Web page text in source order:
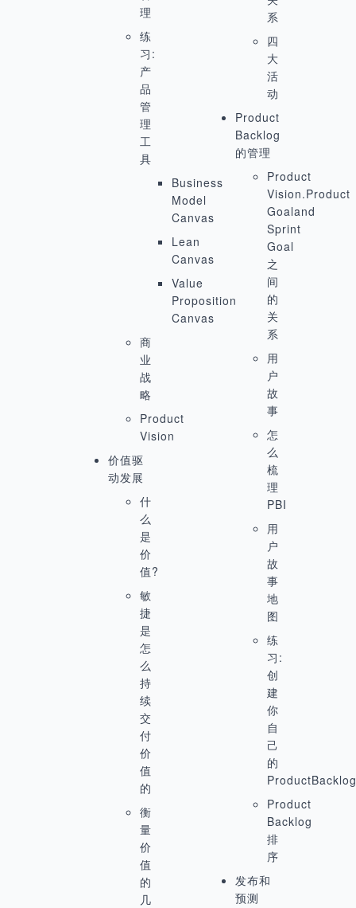
理
练
习:
产
品
管
理
工
具
Business
Model
Canvas
Lean
Canvas
Value
Proposition
Canvas
商
业
战
略
Product
Vision
价值驱
动发展
什
么
是
价
值?
敏
捷
是
怎
么
持
续
交
付
价
值
的
衡
量
价
值
的
几
系
四
大
活
动
Product
Backlog
的管理
Product
Vision.Product
Goaland
Sprint
Goal
之
间
的
关
系
用
户
故
事
怎
么
梳
理
PBI
用
户
故
事
地
图
练
习:
创
建
你
自
己
的
ProductBacklog
Product
Backlog
排
序
发布和
预测